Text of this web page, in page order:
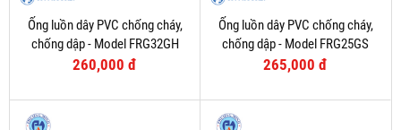
Ống luồn dây PVC chống cháy,
chống dập - Model FRG32GH
260,000 đ
Ống luồn dây PVC chống cháy,
chống dập - Model FRG25GS
265,000 đ